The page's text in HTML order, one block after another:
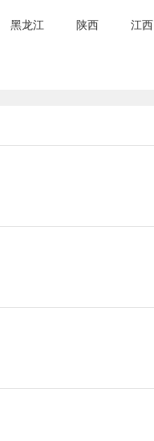
黑龙江 陕西 江西